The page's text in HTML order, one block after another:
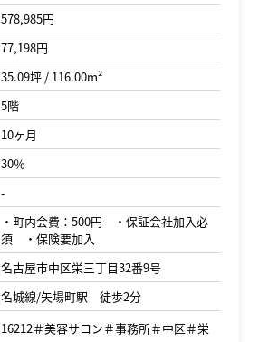
578,985円
77,198円
35.09坪 / 116.00m²
5階
10ヶ月
30％
-
・町内会費：500円 ・保証会社加入必
須 ・保険要加入
名古屋市中区栄三丁目32番9号
名城線/矢場町駅 徒歩2分
16212＃美容サロン＃事務所＃中区＃栄